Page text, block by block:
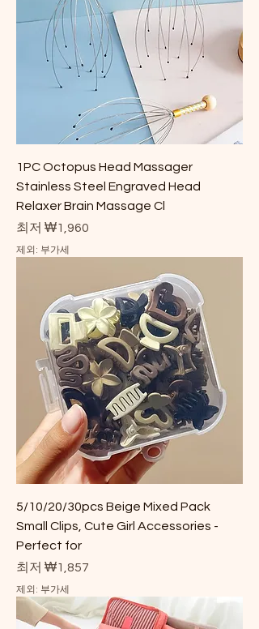
1PC Octopus Head Massager
Stainless Steel Engraved Head
Relaxer Brain Massage Cl
최저 ₩1,960
할인가
제외: 부가세
5/10/20/30pcs Beige Mixed Pack
Small Clips, Cute Girl Accessories -
Perfect for
최저 ₩1,857
할인가
제외: 부가세